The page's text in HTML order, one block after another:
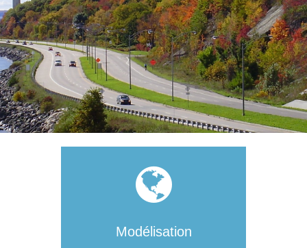
Modélisation